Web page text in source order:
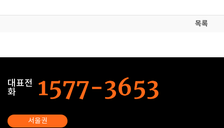
목록
대표전
화